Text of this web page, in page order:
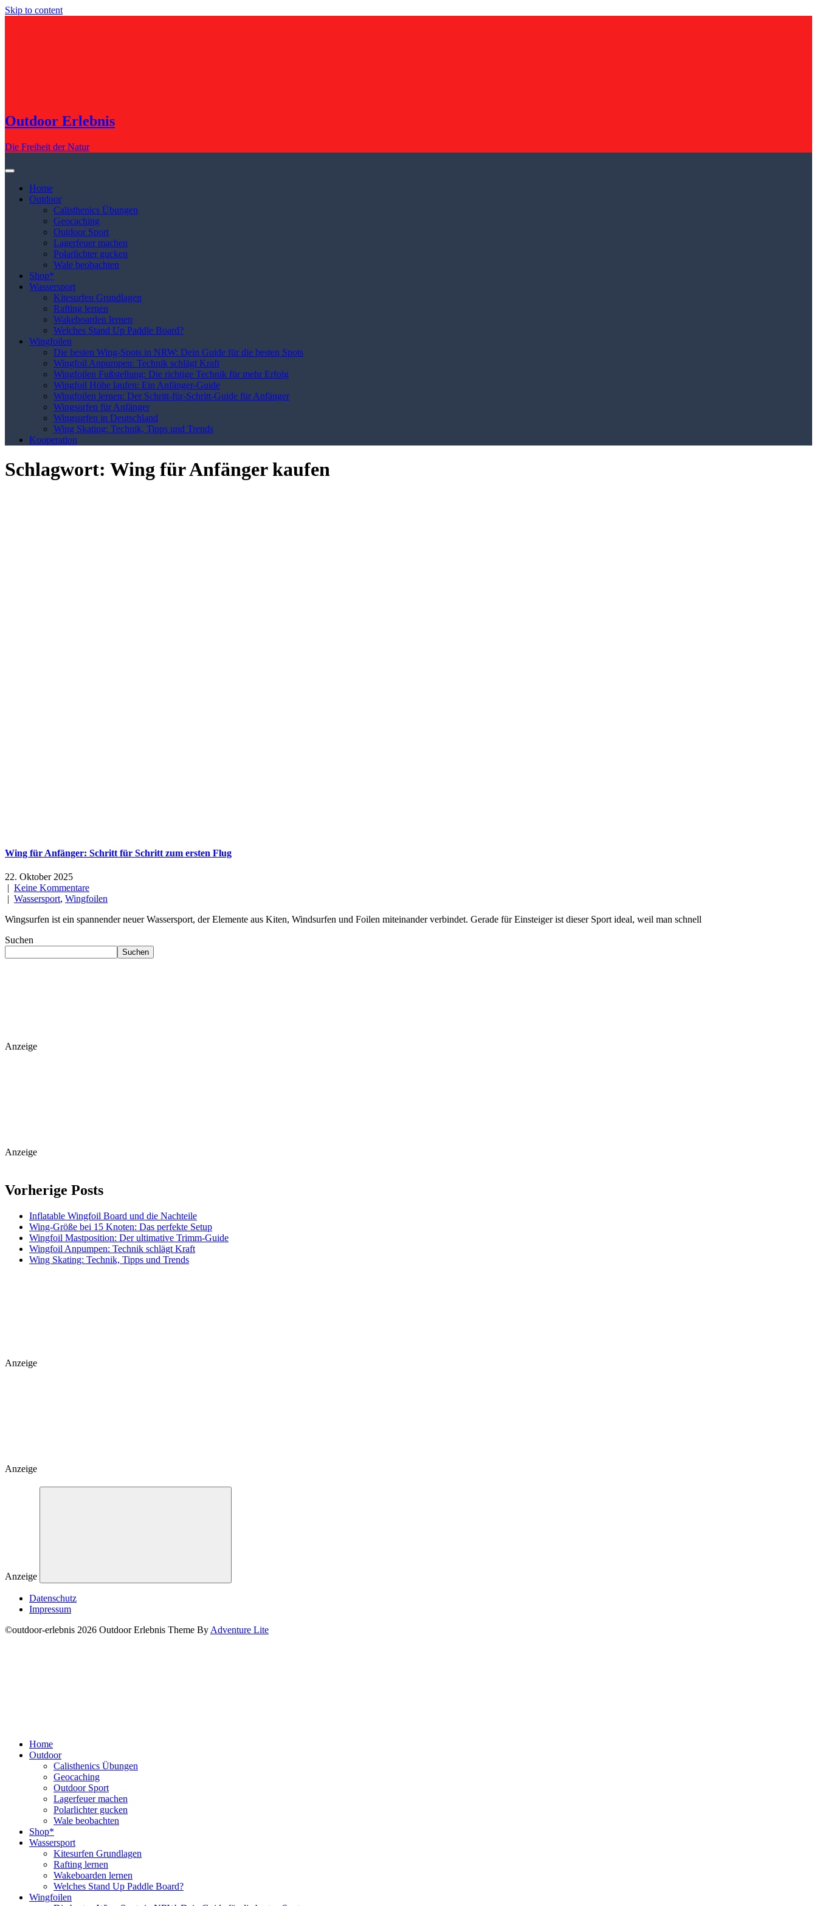
Skip to content
Outdoor Erlebnis
Die Freiheit der Natur
Home
Outdoor
Calisthenics Übungen
Geocaching
Outdoor Sport
Lagerfeuer machen
Polarlichter gucken
Wale beobachten
Shop*
Wassersport
Kitesurfen Grundlagen
Rafting lernen
Wakeboarden lernen
Welches Stand Up Paddle Board?
Wingfoilen
Die besten Wing-Spots in NRW: Dein Guide für die besten Spots
Wingfoil Anpumpen: Technik schlägt Kraft
Wingfoilen Fußstellung: Die richtige Technik für mehr Erfolg
Wingfoil Höhe laufen: Ein Anfänger-Guide
Wingfoilen lernen: Der Schritt-für-Schritt-Guide für Anfänger
Wingsurfen für Anfänger
Wingsurfen in Deutschland
Wing Skating: Technik, Tipps und Trends
Kooperation
Schlagwort: Wing für Anfänger kaufen
Wing für Anfänger: Schritt für Schritt zum ersten Flug
22. Oktober 2025
| Keine Kommentare
| Wassersport, Wingfoilen
Wingsurfen ist ein spannender neuer Wassersport, der Elemente aus Kiten, Windsurfen und Foilen miteinander verbindet. Gerade für Einsteiger ist dieser Sport ideal, weil man schnell
Suchen
Suchen
Anzeige
Anzeige
Vorherige Posts
Inflatable Wingfoil Board und die Nachteile
Wing-Größe bei 15 Knoten: Das perfekte Setup
Wingfoil Mastposition: Der ultimative Trimm-Guide
Wingfoil Anpumpen: Technik schlägt Kraft
Wing Skating: Technik, Tipps und Trends
Anzeige
Anzeige
Anzeige
Datenschutz
Impressum
©outdoor-erlebnis 2026 Outdoor Erlebnis Theme By Adventure Lite
Home
Outdoor
Calisthenics Übungen
Geocaching
Outdoor Sport
Lagerfeuer machen
Polarlichter gucken
Wale beobachten
Shop*
Wassersport
Kitesurfen Grundlagen
Rafting lernen
Wakeboarden lernen
Welches Stand Up Paddle Board?
Wingfoilen